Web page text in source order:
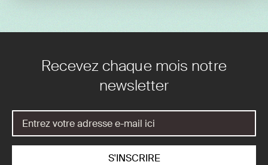
Recevez chaque mois notre
newsletter